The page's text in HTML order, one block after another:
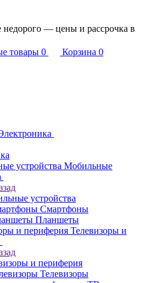
— цены и рассрочка в
товары 0 Корзина 0
Мобильные
устройства
Смартфоны
Планшеты
Телевизоры и
и периферия
Телевизоры